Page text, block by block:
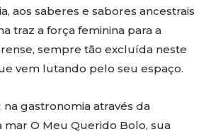
aos saberes e sabores ancestrais
traz a força feminina para a
sempre tão excluída neste
vem lutando pelo seu espaço.
gastronomia através da
mar O Meu Querido Bolo, sua